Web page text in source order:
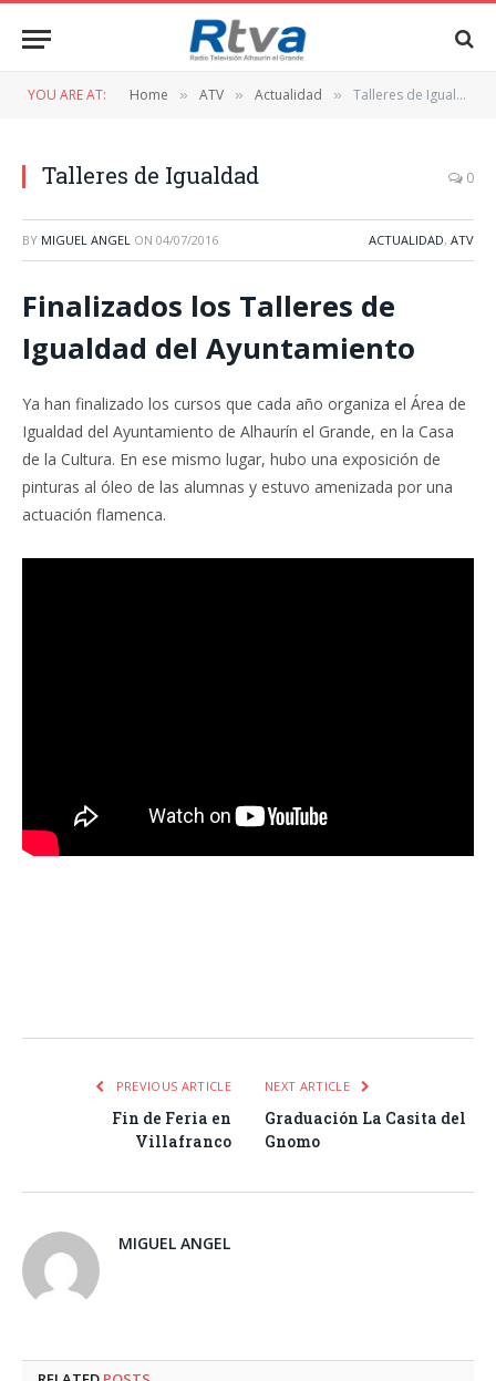
YOU ARE AT: Home » ATV » Actualidad » Talleres de Igualdad
Talleres de Igualdad 0
BY MIGUEL ANGEL ON 04/07/2016 ACTUALIDAD, ATV
Finalizados los Talleres de
Igualdad del Ayuntamiento
Ya han finalizado los cursos que cada año organiza el Área de
Igualdad del Ayuntamiento de Alhaurín el Grande, en la Casa
de la Cultura. En ese mismo lugar, hubo una exposición de
pinturas al óleo de las alumnas y estuvo amenizada por una
actuación flamenca.
PREVIOUS ARTICLE
Fin de Feria en
Villafranco
NEXT ARTICLE
Graduación La Casita del
Gnomo
MIGUEL ANGEL